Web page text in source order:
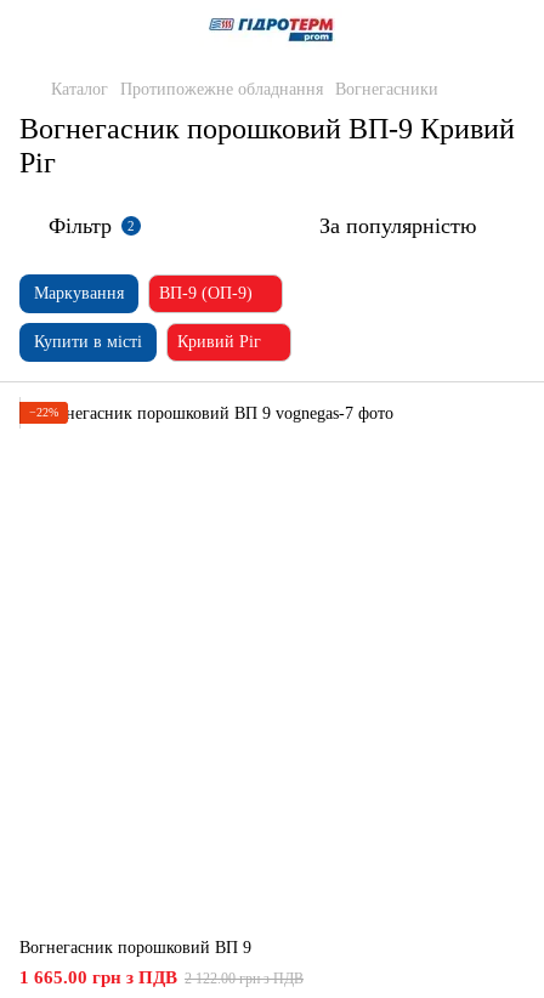
Каталог Протипожежне обладнання Вогнегасники
Вогнегасник порошковий ВП-9 Кривий
Ріг
Фільтр 2 За популярністю
Маркування ВП-9 (ОП-9)
Купити в місті Кривий Ріг
−22%
Вогнегасник порошковий ВП 9
1 665.00 грн з ПДВ 2 122.00 грн з ПДВ